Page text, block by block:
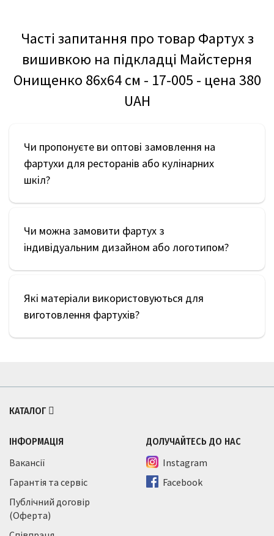
Часті запитання про товар Фартух з
вишивкою на підкладці Майстерня
Онищенко 86x64 см - 17-005 - цена 380
UAH
Чи пропонуєте ви оптові замовлення на
фартухи для ресторанів або кулінарних
шкіл?
Чи можна замовити фартух з
індивідуальним дизайном або логотипом?
Які матеріали використовуються для
виготовлення фартухів?
КАТАЛОГ
ІНФОРМАЦІЯ
Вакансії
Гарантія та сервіс
Публічний договір
(Оферта)
ДОЛУЧАЙТЕСЬ ДО НАС
Instagram
Facebook